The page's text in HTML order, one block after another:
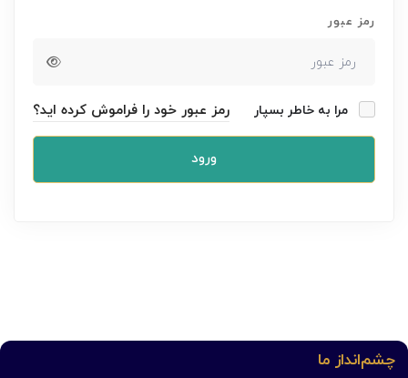
رمز عبور
مرا به خاطر بسپار رمز عبور خود را فراموش کرده اید؟
ورود
چشم‌انداز ما